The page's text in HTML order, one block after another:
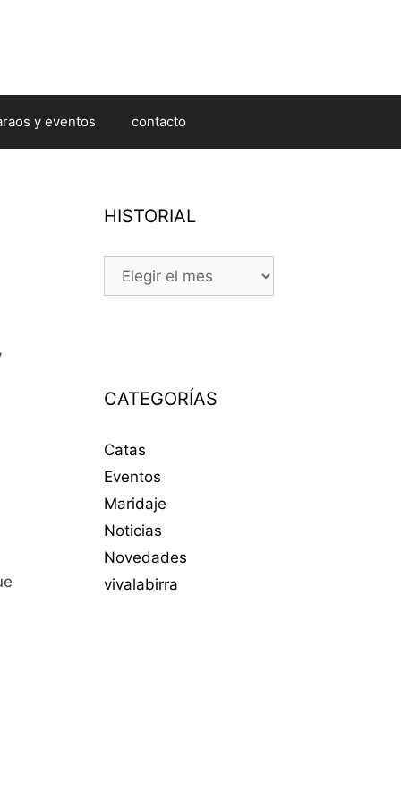
y eventos contacto
HISTORIAL
HISTORIAL
CATEGORÍAS
Catas
Eventos
Maridaje
Noticias
Novedades
vivalabirra